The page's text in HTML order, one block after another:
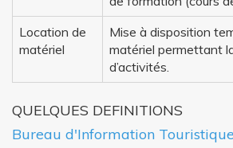
Location de
matériel
Mise à disposition
matériel permettant
d’activités.
QUELQUES DEFINITIONS
Bureau d'Information Touristique